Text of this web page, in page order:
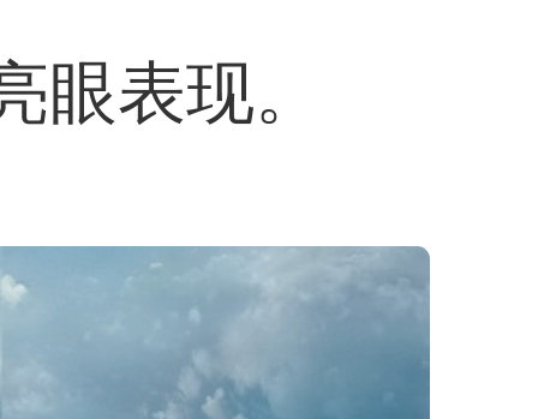
表现。